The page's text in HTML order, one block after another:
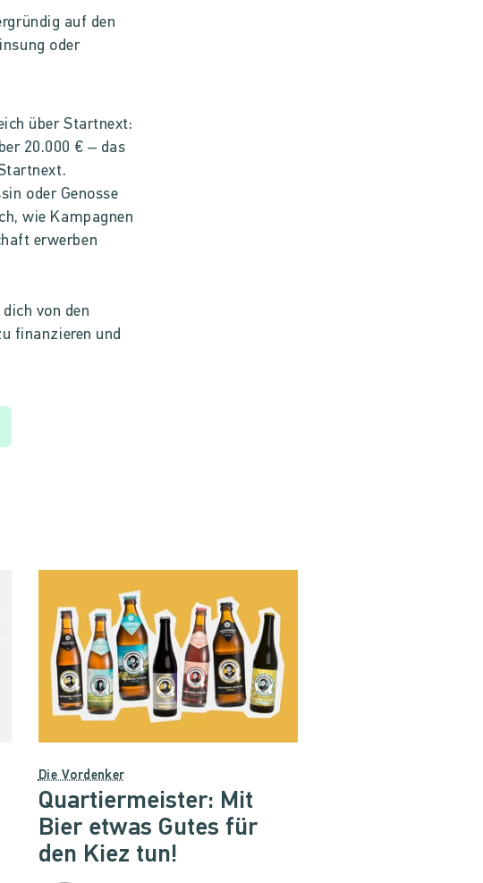
auf den
oder
über Startnext:
20.000 € – das
oder Genosse
wie Kampagnen
erwerben
von den
finanzieren und
Die Vordenker
Quartiermeister: Mit
Bier etwas Gutes für
den Kiez tun!